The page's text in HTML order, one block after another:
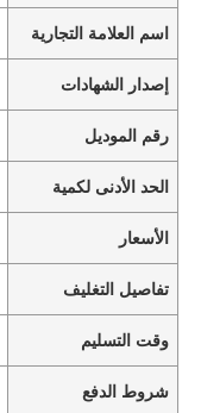
اسم العلامة التجارية
إصدار الشهادات
رقم الموديل
الحد الأدنى لكمية
الأسعار
تفاصيل التغليف
وقت التسليم
شروط الدفع